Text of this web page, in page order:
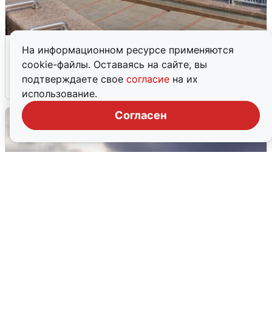
На информационном ресурсе применяются
cookie-файлы. Оставаясь на сайте, вы
подтверждаете свое согласие на их
использование.
Согласен
В Туре вода убывает, на других реках
области прибывает
4 августа 0